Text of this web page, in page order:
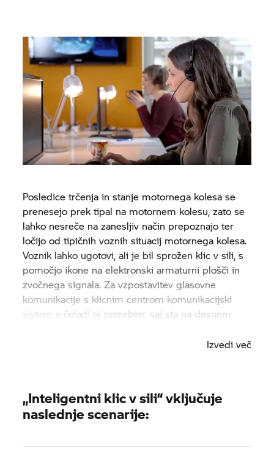
dodatnih informacij. Edinstveno, kot je edinstven
BMW: komuniciranje z žrtvijo in podpora se
izvajata v jeziku, ki ga izbere stranka. Zato se lahko
odgovore na prva pomembna vprašanja pridobi že
pred prihodom reševalne službe.
Posledice trčenja in stanje motornega kolesa se
prenesejo prek tipal na motornem kolesu, zato se
lahko nesreče na zanesljiv način prepoznajo ter
ločijo od tipičnih voznih situacij motornega kolesa.
Voznik lahko ugotovi, ali je bil sprožen klic v sili, s
pomočjo ikone na elektronski armaturni plošči in
zvočnega signala. Za vzpostavitev glasovne
komunikacije s klicnim centrom komunikacijski
sistem v čeladi ni potreben, saj sta na desnem
Izvedi več
„Inteligentni klic v sili“ vključuje
naslednje scenarije: